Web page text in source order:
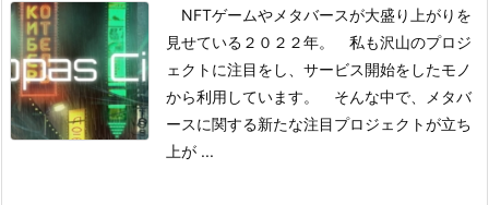
NFTゲームやメタバースが大盛り上がりを
見せている２０２２年。
私も沢山のプロジ
ェクトに注目をし、サービス開始をしたモノ
から利用しています。
そんな中で、メタバ
ースに関する新たな注目プロジェクトが立ち
上が ...